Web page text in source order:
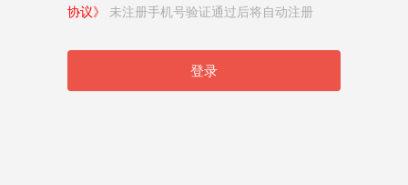
协议》
未注册手机号验证通过后将自动注册
登录